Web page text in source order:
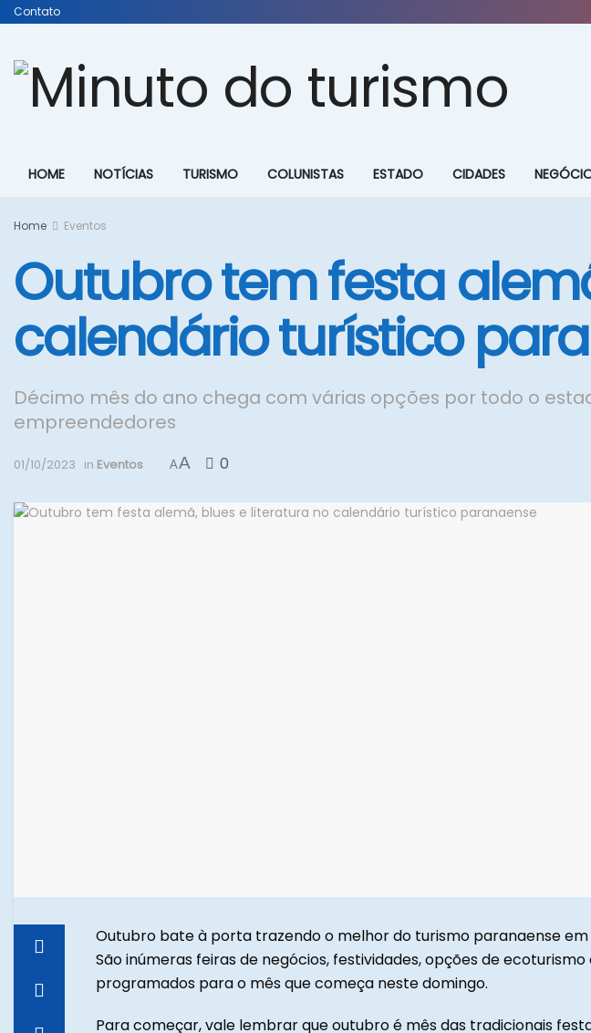
Contato
HOME NOTÍCIAS TURISMO COLUNISTAS ESTADO CIDADES
Home Eventos
Outubro tem festa
calendário turístico
Décimo mês do ano chega com várias opções por todo o
empreendedores
01/10/2023 in Eventos AA 0
Outubro bate à porta trazendo o melhor do turismo paranaense em
São inúmeras feiras de negócios, festividades, opções de
programados para o mês que começa neste domingo.
Para começar, vale lembrar que outubro é mês das tradicionais